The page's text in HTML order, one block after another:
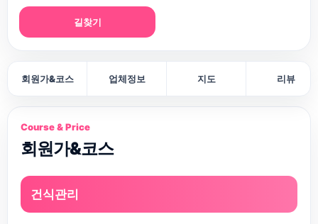
길찾기
회원가&코스 업체정보 지도 리뷰
Course & Price
회원가&코스
건식관리